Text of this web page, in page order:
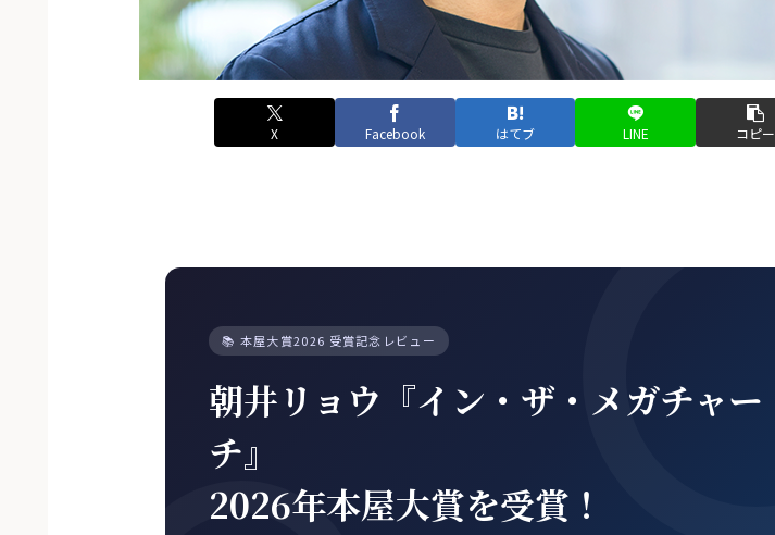
X Facebook はてブ LINE コピー
📚 本屋大賞2026 受賞記念レビュー
朝井リョウ『イン・ザ・メガチャー
チ』
2026年本屋大賞を受賞！